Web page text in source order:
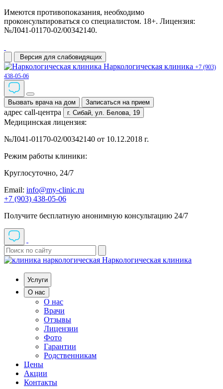
Имеются противопоказания, необходимо
проконсультироваться со специалистом. 18+. Лицензия:
№Л041-01170-02/00342140.
Версия для слабовидящих
Наркологическая клиника +7 (903)
438-05-06
Вызвать врача на дом Записаться на прием
адрес call-центра г. Сибай, ул. Белова, 19
Медицинская лицензия:
№Л041-01170-02/00342140 от 10.12.2018 г.
Режим работы клиники:
Круглосуточно, 24/7
Email: info@my-clinic.ru
+7 (903) 438-05-06
Получите бесплатную анонимную консультацию 24/7
Наркологическая клиника
Услуги
О нас
О нас
Врачи
Отзывы
Лицензии
Фото
Гарантии
Родственникам
Цены
Акции
Контакты